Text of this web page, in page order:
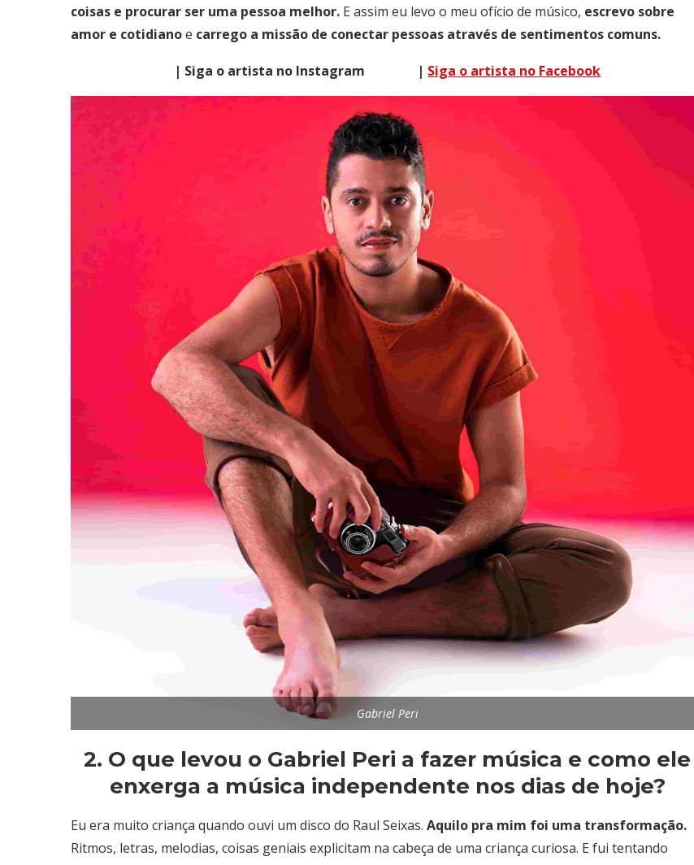
coisas e procurar ser uma pessoa melhor. E assim eu levo o meu ofício de músico, escrevo sobre
amor e cotidianoe carrego a missão de conectar pessoas através de sentimentos comuns.
| Siga o artista no Instagram | Siga o artista no Facebook
Gabriel Peri
2. O que levou o Gabriel Peri a fazer música e como ele
enxerga a música independente nos dias de hoje?
Eu era muito criança quando ouvi um disco do Raul Seixas. Aquilo pra mim foi uma transformação.
Ritmos, letras, melodias, coisas geniais explicitam na cabeça de uma criança curiosa. E fui tentando